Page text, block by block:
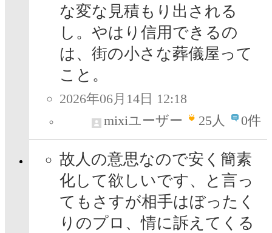
な変な見積もり出される
し。やはり信用できるの
は、街の小さな葬儀屋って
こと。
2026年06月14日 12:18
mixiユーザー
25人 0件
故人の意思なので安く簡素
化して欲しいです、と言っ
てもさすが相手はぼったく
りのプロ、情に訴えてくる